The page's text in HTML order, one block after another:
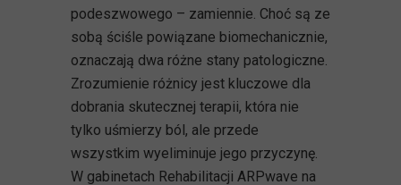
podeszwowego – zamiennie. Choć są ze
sobą ściśle powiązane biomechanicznie,
oznaczają dwa różne stany patologiczne.
Zrozumienie różnicy jest kluczowe dla
dobrania skutecznej terapii, która nie
tylko uśmierzy ból, ale przede
wszystkim wyeliminuje jego przyczynę.
W gabinetach Rehabilitacji ARPwave na